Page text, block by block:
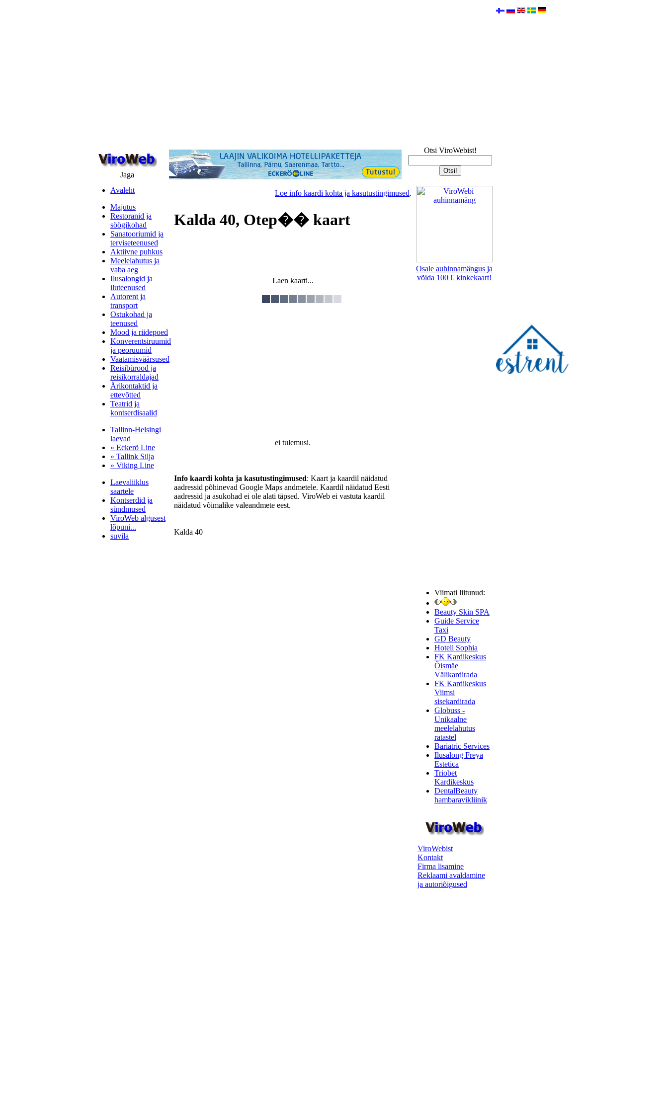
Jaga
Otsi ViroWebist!
Avaleht
Majutus
Restoranid ja
söögikohad
Sanatooriumid ja
terviseteenused
Aktiivne puhkus
Meelelahutus ja
vaba aeg
Ilusalongid ja
iluteenused
Autorent ja
transport
Ostukohad ja
teenused
Mood ja riidepoed
Konverentsiruumid
ja peoruumid
Vaatamisväärsused
Reisibürood ja
reisikorraldajad
Ärikontaktid ja
ettevõtted
Teatrid ja
kontserdisaalid
Tallinn-Helsingi
laevad
» Eckerö Line
» Tallink Silja
» Viking Line
Laevaliiklus
saartele
Kontserdid ja
sündmused
ViroWeb algusest
lõpuni...
suvila
Loe info kaardi kohta ja kasutustingimused.
Kalda 40, Otep�� kaart
Laen kaarti...
ei tulemusi.
Info kaardi kohta ja kasutustingimused: Kaart ja kaardil näidatud
aadressid põhinevad Google Maps andmetele. Kaardil näidatud Eesti
aadressid ja asukohad ei ole alati täpsed. ViroWeb ei vastuta kaardil
näidatud võimalike valeandmete eest.
Kalda 40
Osale auhinnamängus ja
võida 100 € kinkekaart!
Viimati liitunud:
Beauty Skin SPA
Guide Service
Taxi
GD Beauty
Hotell Sophia
FK Kardikeskus
Õismäe
Välikardirada
FK Kardikeskus
Viimsi
sisekardirada
Globuss -
Unikaalne
meelelahutus
ratastel
Bariatric Services
Ilusalong Freya
Estetica
Triobet
Kardikeskus
DentalBeauty
hambaravikliinik
ViroWebist
Kontakt
Firma lisamine
Reklaami avaldamine
ja autoriõigused